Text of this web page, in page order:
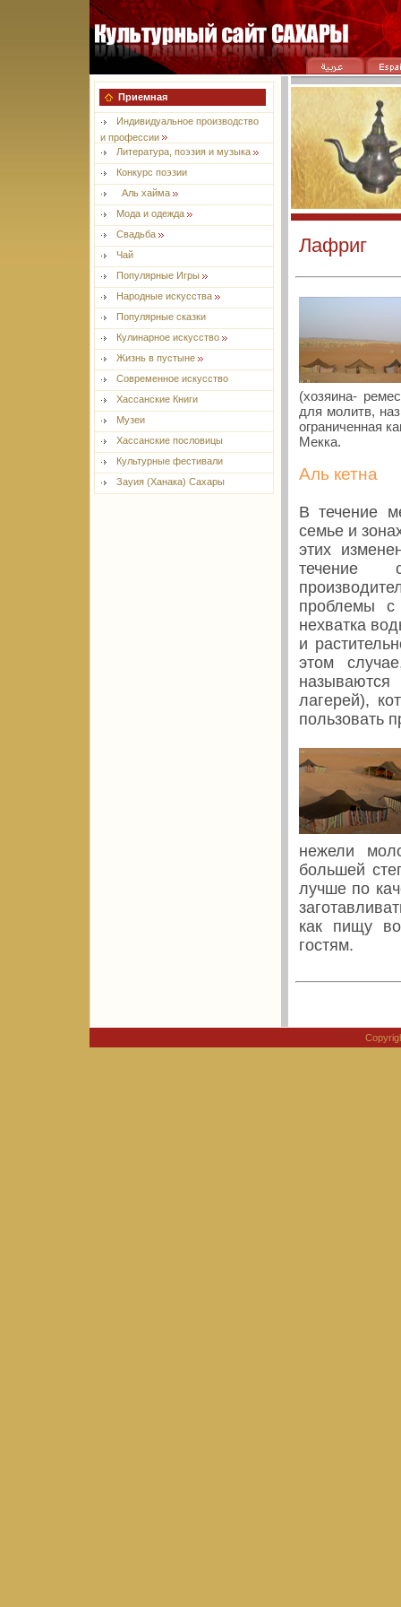
Приемная
Индивидуальное производство
и профессии
Литература, поэзия и музыка
Конкурс поэзии
Aль хайма
Мода и одежда
Свадьба
Чай
Популярные Игры
Народные искусства
Популярные сказки
Кулинарное искусство
Жизнь в пустыне
Современное искусство
Хассанские Книги
Музеи
Хассанские пословицы
Культурные фестивали
Зауия (Ханака) Сахары
Лафриг
(хозяина-
для молитв,
ограниченная
Мекка.
Аль кетна
В течение
семье и
этих
течение
проблемы
нехватка
и
этом
лагерей),
пользовать
нежели
большей
лучше по
как пищу
гостям.